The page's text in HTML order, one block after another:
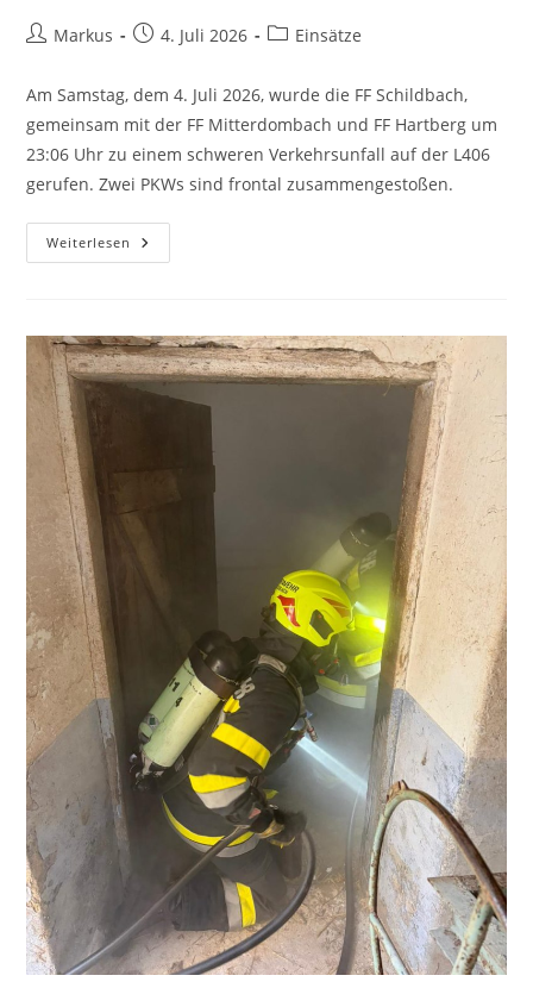
Markus 4. Juli 2026 Einsätze
Am Samstag, dem 4. Juli 2026, wurde die FF Schildbach,
gemeinsam mit der FF Mitterdombach und FF Hartberg um
23:06 Uhr zu einem schweren Verkehrsunfall auf der L406
gerufen. Zwei PKWs sind frontal zusammengestoßen.
Weiterlesen